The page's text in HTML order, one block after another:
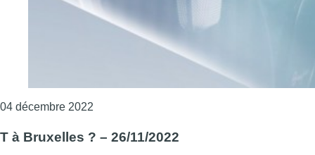
04 décembre 2022
T à Bruxelles ? – 26/11/2022